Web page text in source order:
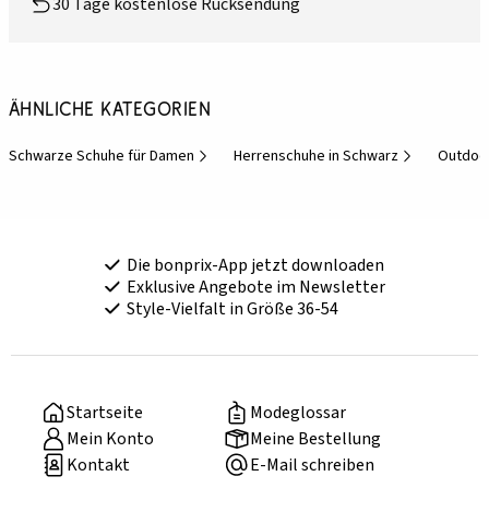
30 Tage kostenlose Rücksendung
Ähnliche Kategorien
Schwarze Schuhe für Damen Herrenschuhe in Schwarz
Die bonprix-App jetzt downloaden
Exklusive Angebote im Newsletter
Style-Vielfalt in Größe 36-54
Startseite
Modeglossar
Mein Konto
Meine Bestellung
Kontakt
E-Mail schreiben